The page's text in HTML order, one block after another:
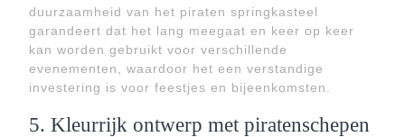
duurzaamheid van het piraten springkasteel
garandeert dat het lang meegaat en keer op keer
kan worden gebruikt voor verschillende
evenementen, waardoor het een verstandige
investering is voor feestjes en bijeenkomsten.
5. Kleurrijk ontwerp met piratenschepen